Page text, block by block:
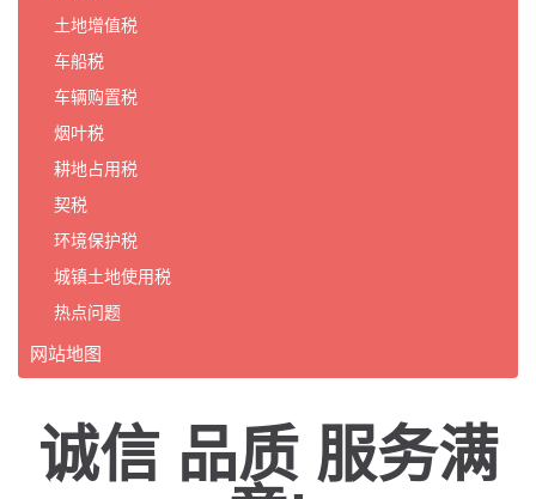
土地增值税
车船税
车辆购置税
烟叶税
耕地占用税
契税
环境保护税
城镇土地使用税
热点问题
网站地图
诚信 品质 服务满